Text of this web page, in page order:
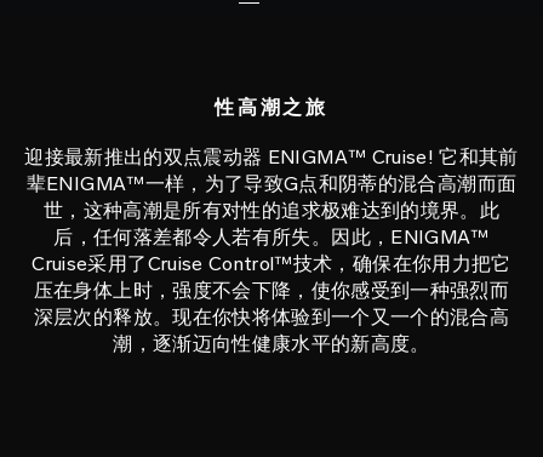
性高潮之旅
迎接最新推出的双点震动器 ENIGMA™ Cruise! 它和其前
辈ENIGMA™一样，为了导致G点和阴蒂的混合高潮而面
世，这种高潮是所有对性的追求极难达到的境界。此
后，任何落差都令人若有所失。因此，ENIGMA™
Cruise采用了Cruise Control™技术，确保在你用力把它
压在身体上时，强度不会下降，使你感受到一种强烈而
深层次的释放。现在你快将体验到一个又一个的混合高
潮，逐渐迈向性健康水平的新高度。